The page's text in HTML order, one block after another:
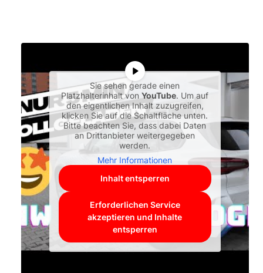
Sie sehen gerade einen
Platzhalterinhalt vonYouTube. Um auf
den eigentlichen Inhalt zuzugreifen,
klicken Sie auf die Schaltfläche unten.
Bitte beachten Sie, dass dabei Daten
an Drittanbieter weitergegeben
werden.
Mehr Informationen
Inhalt entsperren
Erforderlichen Service
akzeptieren und Inhalte
entsperren